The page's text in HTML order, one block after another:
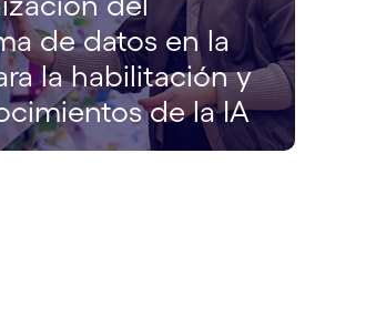
de datos en la
la habilitación y
de la IA